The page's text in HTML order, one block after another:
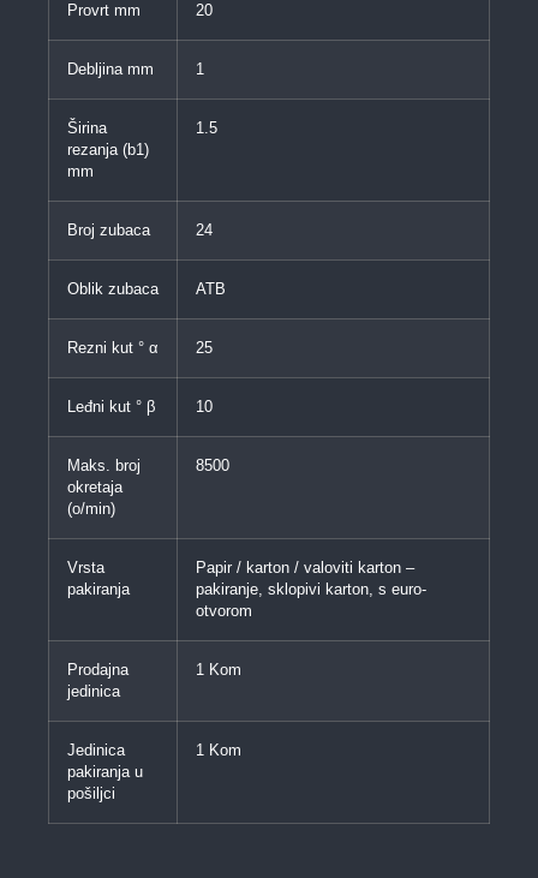
Provrt mm 20
Debljina mm 1
Širina
rezanja (b1)
mm
1.5
Broj zubaca 24
Oblik zubaca ATB
Rezni kut ° α 25
Leđni kut ° β 10
Maks. broj
okretaja
(o/min)
8500
Vrsta
pakiranja
Papir / karton / valoviti karton –
pakiranje, sklopivi karton, s euro-
otvorom
Prodajna
jedinica
1 Kom
Jedinica
pakiranja u
pošiljci
1 Kom